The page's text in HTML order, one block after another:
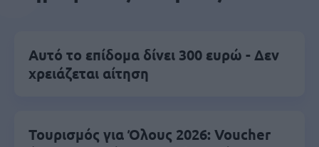
Αυτό το επίδομα δίνει 300 ευρώ - Δεν
χρειάζεται αίτηση
Τουρισμός για Όλους 2026: Voucher